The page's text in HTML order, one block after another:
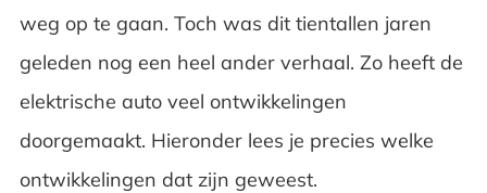
weg op te gaan. Toch was dit tientallen jaren
geleden nog een heel ander verhaal. Zo heeft de
elektrische auto veel ontwikkelingen
doorgemaakt. Hieronder lees je precies welke
ontwikkelingen dat zijn geweest.